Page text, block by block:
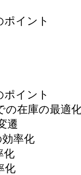
ポイント
ポイント
在庫の最適
遷
率化